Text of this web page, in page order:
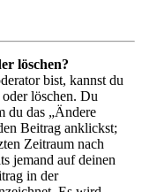
löschen?
bist, kannst du
löschen. Du
du das „Ändere
Beitrag anklickst;
Zeitraum nach
jemand auf deinen
in der